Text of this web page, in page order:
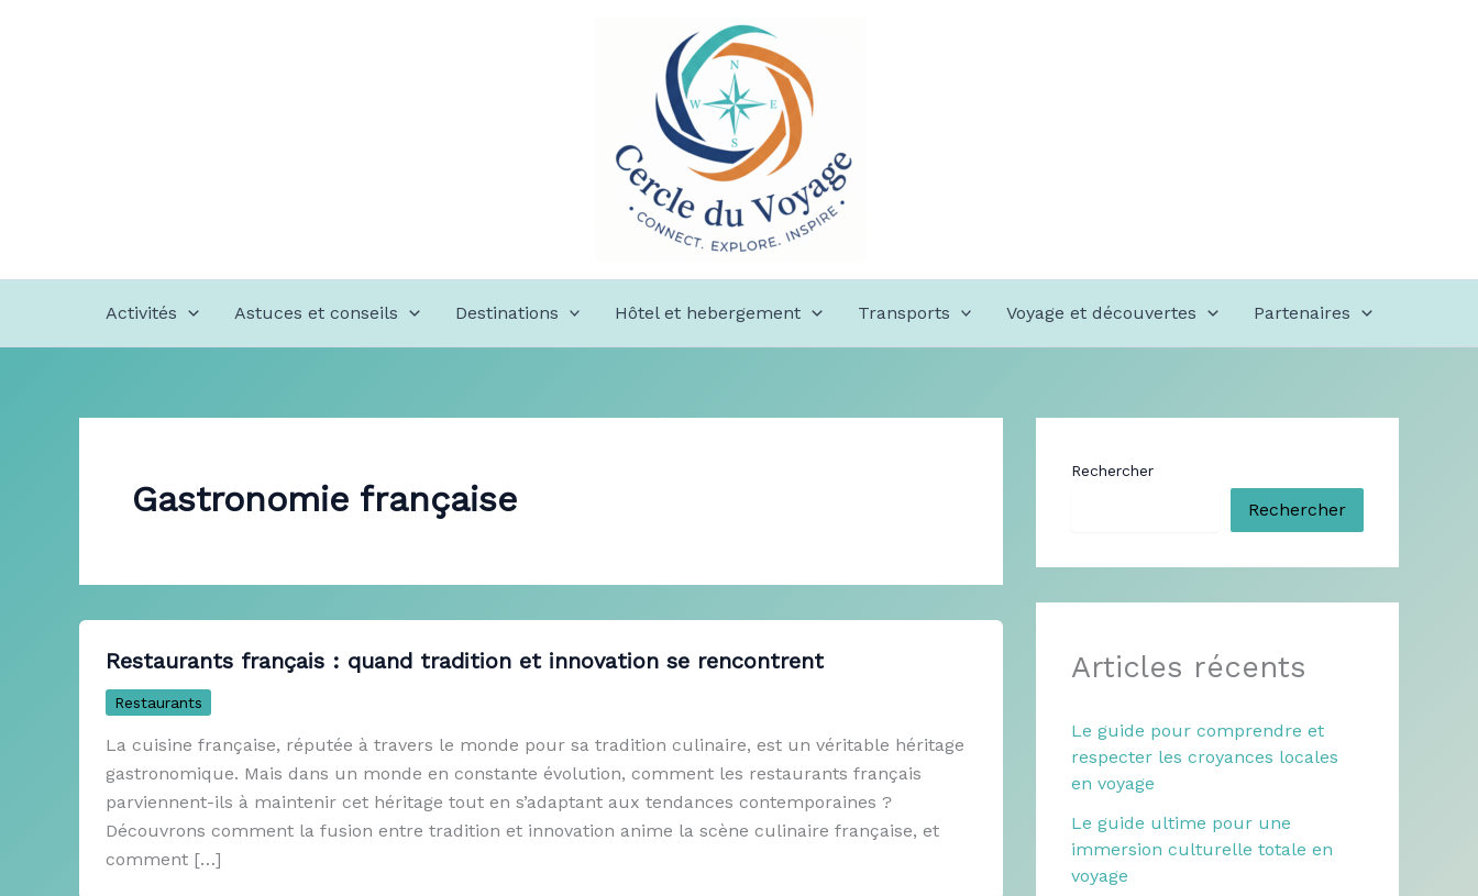
Activités Astuces et conseils Destinations Hôtel et hebergement Transports Voyage et découvertes Partenaires
Gastronomie française
Restaurants français : quand tradition et innovation se rencontrent
Restaurants
La cuisine française, réputée à travers le monde pour sa tradition culinaire, est un véritable héritage
gastronomique. Mais dans un monde en constante évolution, comment les restaurants français
parviennent-ils à maintenir cet héritage tout en s’adaptant aux tendances contemporaines ?
Découvrons comment la fusion entre tradition et innovation anime la scène culinaire française, et
comment […]
Rechercher
Rechercher
Articles récents
Le guide pour comprendre et
respecter les croyances locales
en voyage
Le guide ultime pour une
immersion culturelle totale en
voyage